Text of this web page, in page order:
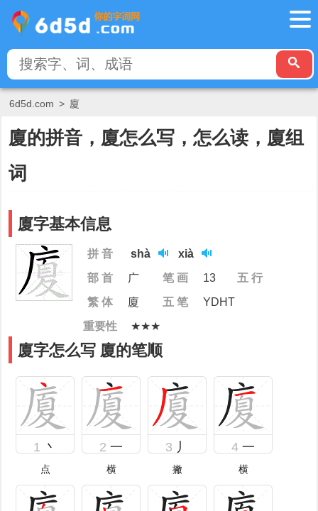
6d5d.com > 廈
廈的拼音，廈怎么写，怎么读，廈组
词
廈字基本信息
拼 音 shà
xià
部 首
广 笔 画 13
五 行
繁 体
廈 五 笔
YDHT
重要性
★★★
廈字怎么写 廈的笔顺
1 丶
点
2 一
横
3 丿
撇
4 一
横